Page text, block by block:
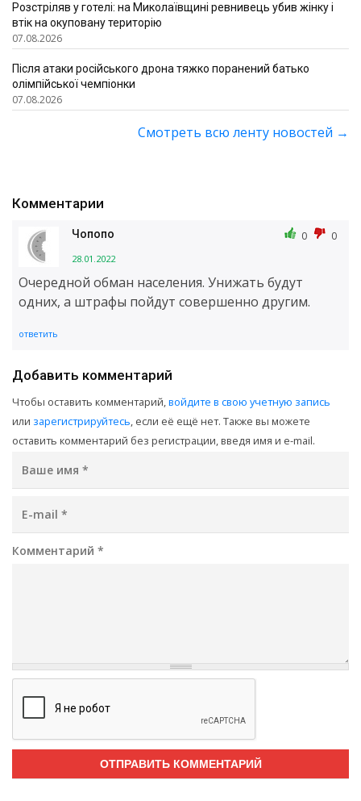
Розстріляв у готелі: на Миколаївщині ревнивець убив жінку і
втік на окуповану територію
07.08.2026
Після атаки російського дрона тяжко поранений батько
олімпійської чемпіонки
07.08.2026
Смотреть всю ленту новостей →
Комментарии
Чопопо
28.01.2022
0 0
Очередной обман населения. Унижать будут
одних, а штрафы пойдут совершенно другим.
ответить
Добавить комментарий
Чтобы оставить комментарий, войдите в свою учетную запись
или зарегистрируйтесь , если её ещё нет. Также вы можете
оставить комментарий без регистрации, введя имя и e-mail.
Комментарий *